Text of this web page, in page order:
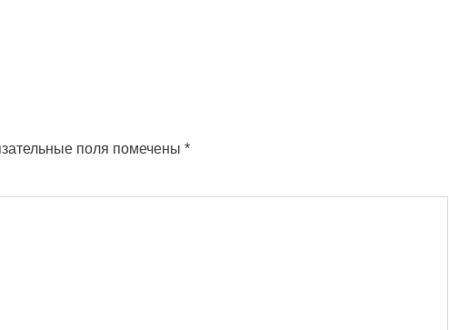
поля помечены *